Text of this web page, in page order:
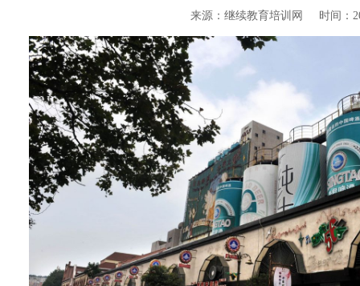
来源：继续教育培训网 时间：